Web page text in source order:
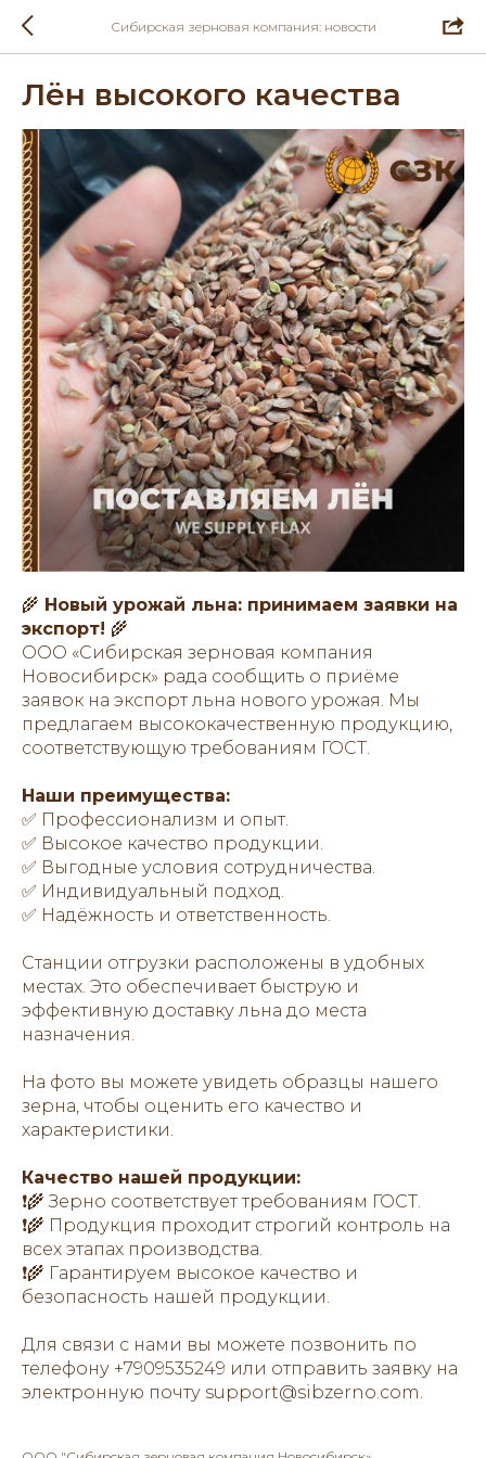
Сибирская зерновая компания: новости
Лён высокого качества
🌾 Новый урожай льна: принимаем заявки на
экспорт! 🌾
ООО «Сибирская зерновая компания
Новосибирск» рада сообщить о приёме
заявок на экспорт льна нового урожая. Мы
предлагаем высококачественную продукцию,
соответствующую требованиям ГОСТ.
Наши преимущества:
✅ Профессионализм и опыт.
✅ Высокое качество продукции.
✅ Выгодные условия сотрудничества.
✅ Индивидуальный подход.
✅ Надёжность и ответственность.
Станции отгрузки расположены в удобных
местах. Это обеспечивает быструю и
эффективную доставку льна до места
назначения.
На фото вы можете увидеть образцы нашего
зерна, чтобы оценить его качество и
характеристики.
Качество нашей продукции:
❗️🌾 Зерно соответствует требованиям ГОСТ.
❗️🌾 Продукция проходит строгий контроль на
всех этапах производства.
❗️🌾 Гарантируем высокое качество и
безопасность нашей продукции.
Для связи с нами вы можете позвонить по
телефону +7909535249 или отправить заявку на
электронную почту support@sibzerno.com.